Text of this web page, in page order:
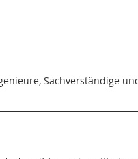
Sachverständige